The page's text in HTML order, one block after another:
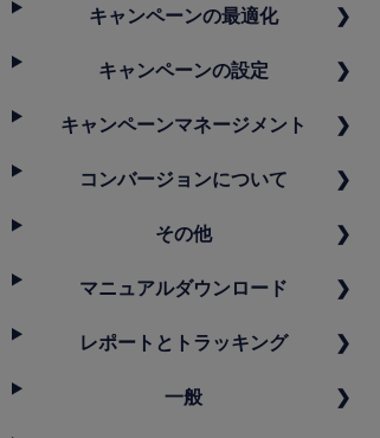
キャンペーンの最適化
キャンペーンの設定
キャンペーンマネージメント
コンバージョンについて
その他
マニュアルダウンロード
レポートとトラッキング
一般